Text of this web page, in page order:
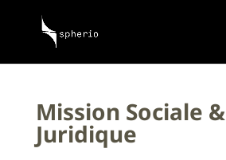
Mission Sociale &
Juridique